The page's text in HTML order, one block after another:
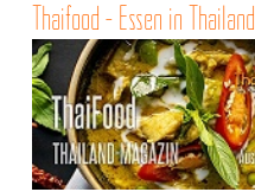
Thaifood - Essen in Thailand